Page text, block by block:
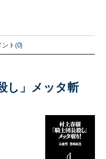
ント(0)
し」メッタ斬